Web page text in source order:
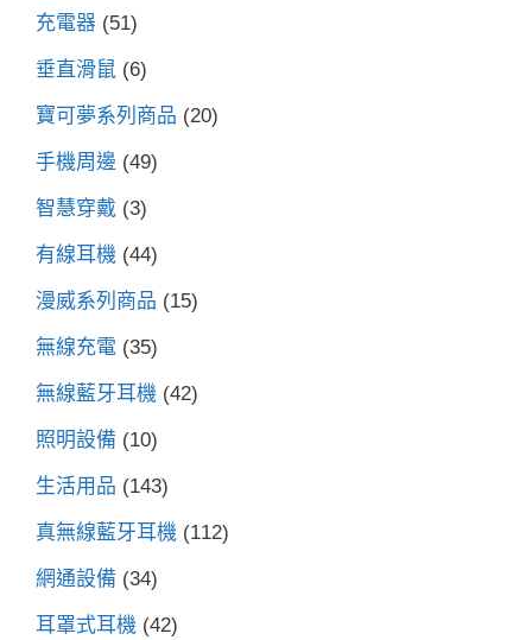
充電器 (51)
垂直滑鼠 (6)
寶可夢系列商品 (20)
手機周邊 (49)
智慧穿戴 (3)
有線耳機 (44)
漫威系列商品 (15)
無線充電 (35)
無線藍牙耳機 (42)
照明設備 (10)
生活用品 (143)
真無線藍牙耳機 (112)
網通設備 (34)
耳罩式耳機 (42)